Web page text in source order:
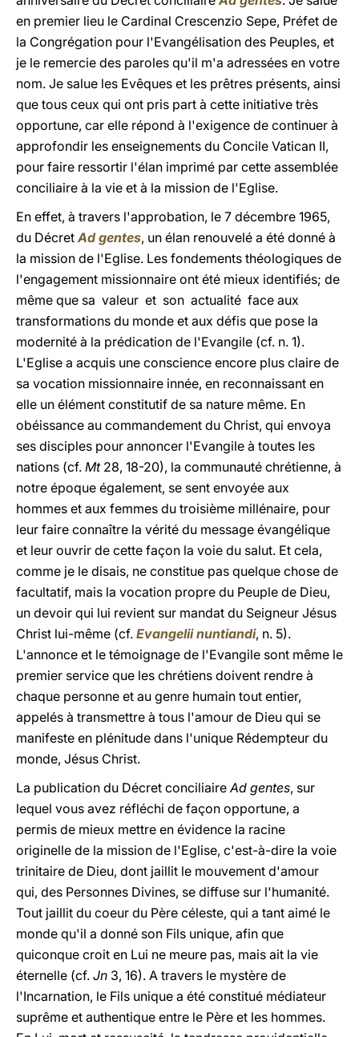
en premier lieu le Cardinal Crescenzio Sepe, Préfet de
la Congrégation pour l'Evangélisation des Peuples, et
je le remercie des paroles qu'il m'a adressées en votre
nom. Je salue les Evêques et les prêtres présents, ainsi
que tous ceux qui ont pris part à cette initiative très
opportune, car elle répond à l'exigence de continuer à
approfondir les enseignements du Concile Vatican II,
pour faire ressortir l'élan imprimé par cette assemblée
conciliaire à la vie et à la mission de l'Eglise.
En effet, à travers l'approbation, le 7 décembre 1965,
du DécretAd gentes, un élan renouvelé a été donné à
la mission de l'Eglise. Les fondements théologiques de
l'engagement missionnaire ont été mieux identifiés; de
même que sa valeur et son actualité face aux
transformations du monde et aux défis que pose la
modernité à la prédication de l'Evangile (cf. n. 1).
L'Eglise a acquis une conscience encore plus claire de
sa vocation missionnaire innée, en reconnaissant en
elle un élément constitutif de sa nature même. En
obéissance au commandement du Christ, qui envoya
ses disciples pour annoncer l'Evangile à toutes les
nations (cf. Mt28, 18-20), la communauté chrétienne, à
notre époque également, se sent envoyée aux
hommes et aux femmes du troisième millénaire, pour
leur faire connaître la vérité du message évangélique
et leur ouvrir de cette façon la voie du salut. Et cela,
comme je le disais, ne constitue pas quelque chose de
facultatif, mais la vocation propre du Peuple de Dieu,
un devoir qui lui revient sur mandat du Seigneur Jésus
Christ lui-même (cf. Evangelii nuntiandi, n. 5).
L'annonce et le témoignage de l'Evangile sont même le
premier service que les chrétiens doivent rendre à
chaque personne et au genre humain tout entier,
appelés à transmettre à tous l'amour de Dieu qui se
manifeste en plénitude dans l'unique Rédempteur du
monde, Jésus Christ.
La publication du Décret conciliaireAd gentes, sur
lequel vous avez réfléchi de façon opportune, a
permis de mieux mettre en évidence la racine
originelle de la mission de l'Eglise, c'est-à-dire la voie
trinitaire de Dieu, dont jaillit le mouvement d'amour
qui, des Personnes Divines, se diffuse sur l'humanité.
Tout jaillit du coeur du Père céleste, qui a tant aimé le
monde qu'il a donné son Fils unique, afin que
quiconque croit en Lui ne meure pas, mais ait la vie
éternelle (cf. Jn 3, 16). A travers le mystère de
l'Incarnation, le Fils unique a été constitué médiateur
suprême et authentique entre le Père et les hommes.